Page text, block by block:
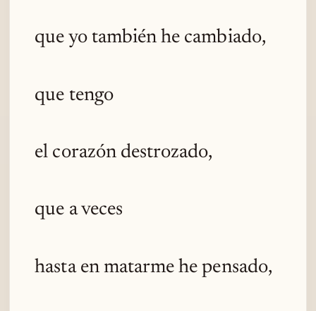
que yo también he cambiado,
que tengo
el corazón destrozado,
que a veces
hasta en matarme he pensado,